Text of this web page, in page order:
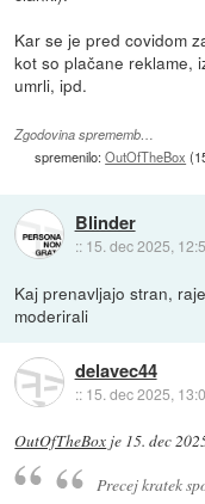
Kar se je pred covidom
kot so plačane reklame,
umrli, ipd.
Zgodovina sprememb…
spremenilo:OutOfTheBox (
Blinder
:: 15. dec 2025,
Kaj prenavljajo stran,
moderirali
delavec44
:: 15. dec 2025,
OutOfTheBox je 15. dec
Precej kratek